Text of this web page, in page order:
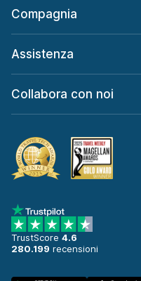
Compagnia
Assistenza
Collabora con noi
TrustScore 4.6
280.199 recensioni